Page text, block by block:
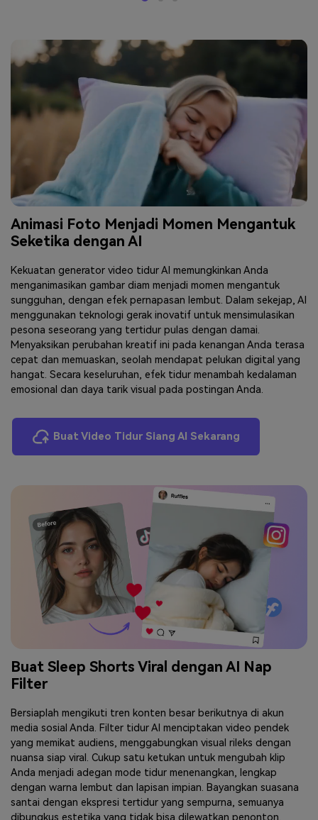
Animasi Foto Menjadi Momen Mengantuk
Seketika dengan AI
Kekuatan generator video tidur AI memungkinkan Anda
menganimasikan gambar diam menjadi momen mengantuk
sungguhan, dengan efek pernapasan lembut. Dalam sekejap, AI
menggunakan teknologi gerak inovatif untuk mensimulasikan
pesona seseorang yang tertidur pulas dengan damai.
Menyaksikan perubahan kreatif ini pada kenangan Anda terasa
cepat dan memuaskan, seolah mendapat pelukan digital yang
hangat. Secara keseluruhan, efek tidur menambah kedalaman
emosional dan daya tarik visual pada postingan Anda.
Buat Video Tidur Siang AI Sekarang
Buat Sleep Shorts Viral dengan AI Nap
Filter
Bersiaplah mengikuti tren konten besar berikutnya di akun
media sosial Anda. Filter tidur AI menciptakan video pendek
yang memikat audiens, menggabungkan visual rileks dengan
nuansa siap viral. Cukup satu ketukan untuk mengubah klip
Anda menjadi adegan mode tidur menenangkan, lengkap
dengan warna lembut dan lapisan impian. Bayangkan suasana
santai dengan ekspresi tertidur yang sempurna, semuanya
dibungkus estetika yang tidak bisa dilewatkan penonton.